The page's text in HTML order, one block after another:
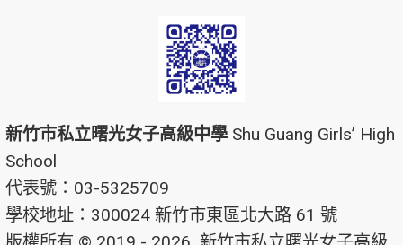
新竹市私立曙光女子高級中學 Shu Guang Girls’ High
School
代表號：03-5325709
學校地址：300024 新竹市東區北大路 61 號